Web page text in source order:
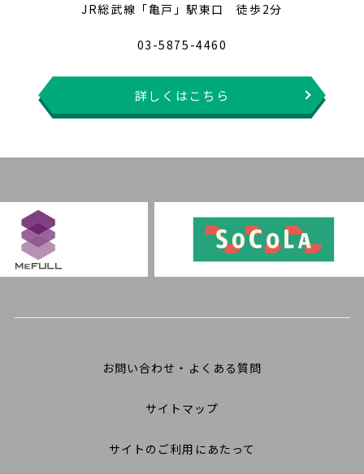
JR総武線「亀戸」駅東口 徒歩2分
03-5875-4460
詳しくはこちら
お問い合わせ・よくある質問
サイトマップ
サイトのご利用にあたって